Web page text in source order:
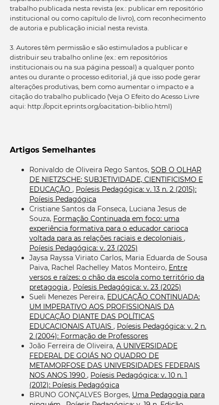
trabalho publicada nesta revista (ex.: publicar em repositório
institucional ou como capítulo de livro), com reconhecimento
de autoria e publicação inicial nesta revista.
3. Autores têm permissão e são estimulados a publicar e
distribuir seu trabalho online (ex.: em repositórios
institucionais ou na sua página pessoal) a qualquer ponto
antes ou durante o processo editorial, já que isso pode gerar
alterações produtivas, bem como aumentar o impacto e a
citação do trabalho publicado (Veja O Efeito do Acesso Livre
aqui: http://opcit.eprints.org/oacitation-biblio.html)
Artigos Semelhantes
Ronivaldo de Oliveira Rego Santos, SOB O OLHAR
DE NIETZSCHE: SUBJETIVIDADE, CIENTIFICISMO E
EDUCAÇÃO , Poíesis Pedagógica: v. 13 n. 2 (2015):
Poíesis Pedagógica
Cristiane Santos da Fonseca, Luciana Jesus de
Souza, Formação Continuada em foco: uma
experiência formativa para o educador carioca
voltada para as relações raciais e decoloniais ,
Poíesis Pedagógica: v. 23 (2025)
Jaysa Rayssa Viriato Carlos, Maria Eduarda de Sousa
Paiva, Rachel Rachelley Matos Monteiro, Entre
versos e raízes: o chão da escola como território da
pretagogia , Poíesis Pedagógica: v. 23 (2025)
Sueli Menezes Pereira, EDUCAÇÃO CONTINUADA:
UM IMPERATIVO AOS PROFISSIONAIS DA
EDUCAÇÃO DIANTE DAS POLÍTICAS
EDUCACIONAIS ATUAIS , Poíesis Pedagógica: v. 2 n.
2 (2004): Formação de Professores
João Ferreira de Oliveira, A UNIVERSIDADE
FEDERAL DE GOIÁS NO QUADRO DE
METAMORFOSE DAS UNIVERSIDADES FEDERAIS
NOS ANOS 1990 , Poíesis Pedagógica: v. 10 n. 1
(2012): Poíesis Pedagógica
BRUNO GONÇALVES Borges, Uma Pedagogia para